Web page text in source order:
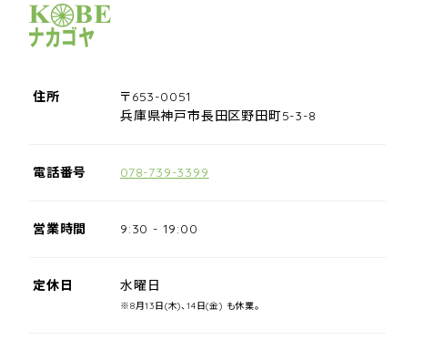
サイクルショップナカゴヤ
住所
〒653-0051
兵庫県神戸市長田区野田町5-3-8
電話番号 078-739-3399
営業時間 9:30 - 19:00
定休日 水曜日
※8月13日(木)、14日(金) も休業。